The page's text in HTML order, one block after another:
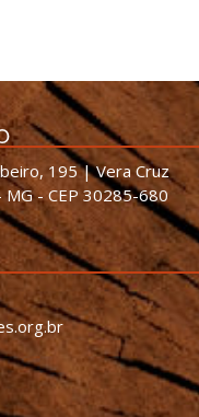
195 | Vera Cruz
- CEP 30285-680